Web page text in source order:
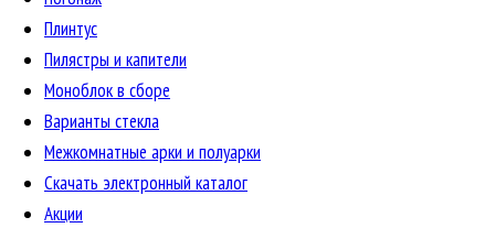
Плинтус
Пилястры и капители
Моноблок в сборе
Варианты стекла
Межкомнатные арки и полуарки
Скачать электронный каталог
Акции